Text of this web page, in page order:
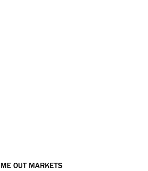
OUT MARKETS